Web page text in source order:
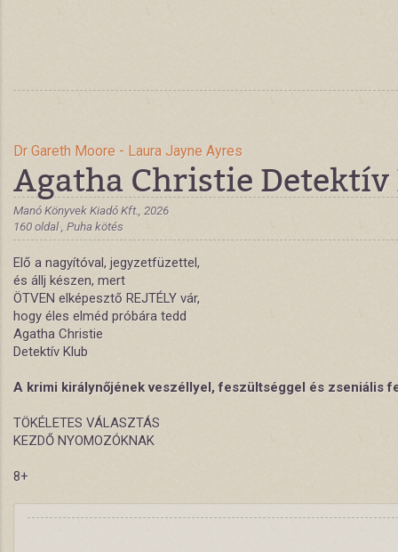
Dr Gareth Moore - Laura Jayne Ayres
Agatha Christie Detektív
Manó Könyvek Kiadó Kft., 2026
160 oldal , Puha kötés
Elő a nagyítóval, jegyzetfüzettel,
és állj készen, mert
ÖTVEN elképesztő REJTÉLY vár,
hogy éles elméd próbára tedd
Agatha Christie
Detektív Klub
A krimi királynőjének veszéllyel, feszültséggel és zseniális
TÖKÉLETES VÁLASZTÁS
KEZDŐ NYOMOZÓKNAK
8+